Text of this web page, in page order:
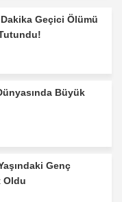
Geçici Ölümü
Büyük
Genç
Oldu